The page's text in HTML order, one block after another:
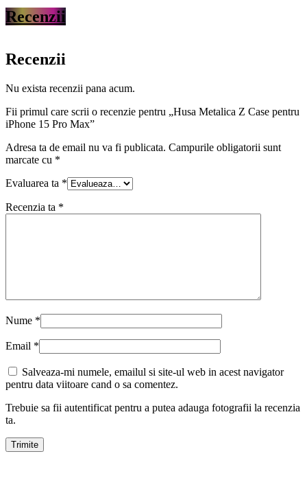
Recenzii
Recenzii
Nu exista recenzii pana acum.
Fii primul care scrii o recenzie pentru „Husa Metalica Z Case pentru
iPhone 15 Pro Max”
Adresa ta de email nu va fi publicata. Campurile obligatorii sunt
marcate cu *
Evaluarea ta *
Recenzia ta *
Nume *
Email *
Salveaza-mi numele, emailul si site-ul web in acest navigator
pentru data viitoare cand o sa comentez.
Trebuie sa fii autentificat pentru a putea adauga fotografii la recenzia
ta.